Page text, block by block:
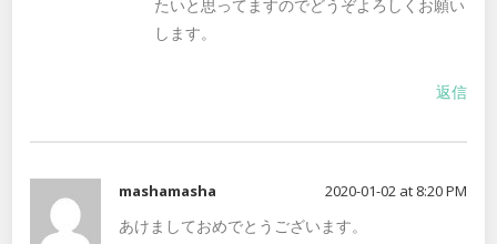
たいと思ってますのでどうぞよろしくお願い
します。
返信
mashamasha 2020-01-02 at 8:20 PM
あけましておめでとうございます。